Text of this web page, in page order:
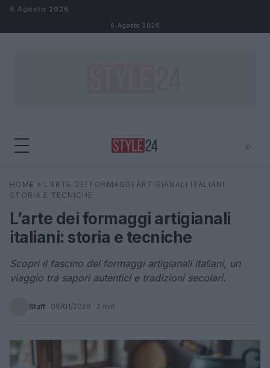
Salta al contenuto
6 Agosto 2026
6 Agosto 2026
⌕
Cerca ⌕
HOME » L’ARTE DEI FORMAGGI ARTIGIANALI ITALIANI:
STORIA E TECNICHE
L’arte dei formaggi artigianali
italiani: storia e tecniche
Scopri il fascino dei formaggi artigianali italiani, un
viaggio tra sapori autentici e tradizioni secolari.
Staff · 09/01/2026 · 2 min